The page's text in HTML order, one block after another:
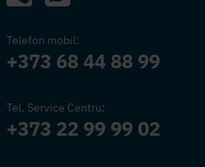
Telefon mobil:
+373 68 44 88 99
Tel. Service Centru:
+373 22 99 99 02